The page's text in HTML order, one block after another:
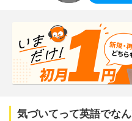
気づいてって英語でな